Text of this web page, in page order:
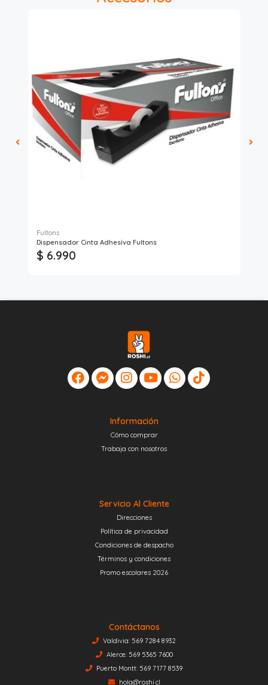
Fultons
Dispensador Cinta Adhesiva Fultons
$ 6.990
Información
Cómo comprar
Trabaja con nosotros
Servicio Al Cliente
Direcciones
Política de privacidad
Condiciones de despacho
Términos y condiciones
Promo escolares 2026
Contáctanos
Valdivia: 569 7284 8932
Alerce: 569 5365 7600
Puerto Montt: 569 7177 8539
hola@roshi.cl